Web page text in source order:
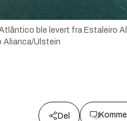
Atlântico ble levert fra Estaleiro
Alianca/Ulstein
Del